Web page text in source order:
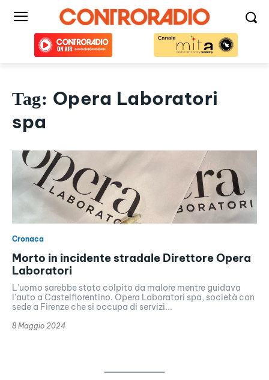
Tag: Opera Laboratori
spa
Cronaca
Morto in incidente stradale Direttore Opera
Laboratori
L’uomo sarebbe stato colpito da malore mentre guidava
l'auto a Castelfiorentino. Opera Laboratori spa, società con
sede a Firenze che si occupa di servizi...
8 Maggio 2024